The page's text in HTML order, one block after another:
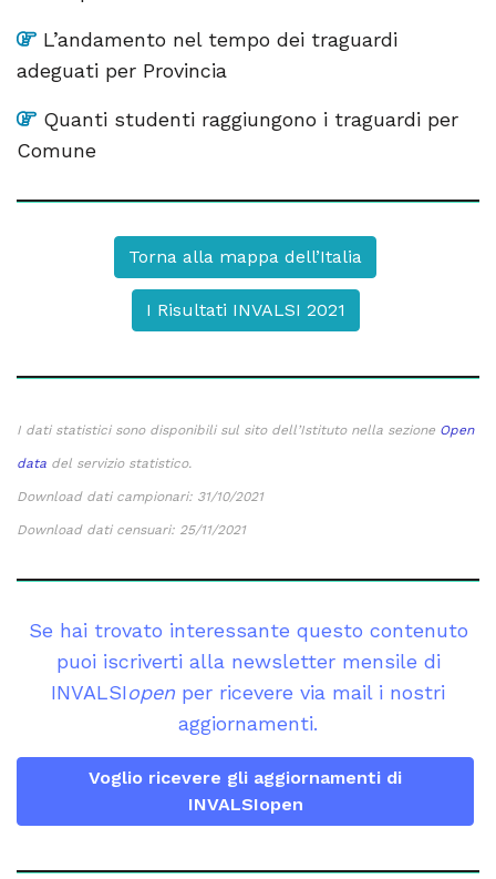
L’andamento nel tempo dei traguardi
adeguati per Provincia
Quanti studenti raggiungono i traguardi per
Comune
Torna alla mappa dell’Italia
I Risultati INVALSI 2021
I dati statistici sono disponibili sul sito dell’Istituto nella sezione Open
data del servizio statistico.
Download dati campionari: 31/10/2021
Download dati censuari: 25/11/2021
Se hai trovato interessante questo contenuto
puoi iscriverti alla newsletter mensile di
INVALSIopen per ricevere via mail i nostri
aggiornamenti.
Voglio ricevere gli aggiornamenti di
INVALSIopen